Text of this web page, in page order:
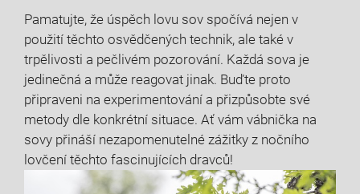
Pamatujte, že úspěch lovu sov spočívá nejen v
použití těchto⁣ osvědčených ‍technik, ale také v
trpělivosti ⁣a pečlivém pozorování. ⁣Každá sova je
jedinečná a může reagovat jinak. Buďte ⁣proto
připraveni na experimentování ⁤a přizpůsobte‍ své
metody dle konkrétní situace. Ať vám vábnička na
sovy ⁤přináší‍ nezapomenutelné zážitky z​ nočního
lovčení těchto fascinujících dravců!